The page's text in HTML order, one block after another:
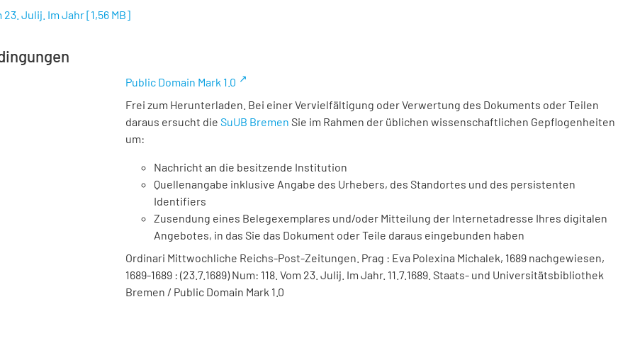
23. Julij. Im Jahr[1,56 MB]
Public Domain Mark 1.0
Frei zum Herunterladen. Bei einer Vervielfältigung oder Verwertung des Dokuments oder Teilen
daraus ersucht die SuUB Bremen Sie im Rahmen der üblichen wissenschaftlichen Gepflogenheiten
um:
Nachricht an die besitzende Institution
Quellenangabe inklusive Angabe des Urhebers, des Standortes und des persistenten
Identifiers
Zusendung eines Belegexemplares und/oder Mitteilung der Internetadresse Ihres digitalen
Angebotes, in das Sie das Dokument oder Teile daraus eingebunden haben
Ordinari Mittwochliche Reichs-Post-Zeitungen. Prag : Eva Polexina Michalek, 1689 nachgewiesen,
1689-1689 : (23.7.1689) Num: 118. Vom 23. Julij. Im Jahr. 11.7.1689. Staats- und Universitätsbibliothek
Bremen / Public Domain Mark 1.0